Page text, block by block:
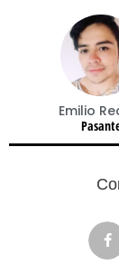
Emilio